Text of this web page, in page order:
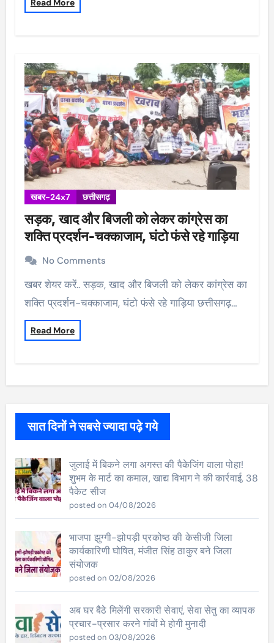
Read More
खबर-24x7 छत्तीसगढ़
सड़क, खाद और बिजली को लेकर कांग्रेस का
शक्ति प्रदर्शन-चक्काजाम, घंटो फंसे रहे गाड़िया
No Comments
खबर शेयर करें.. सड़क, खाद और बिजली को लेकर कांग्रेस का
शक्ति प्रदर्शन-चक्काजाम, घंटो फंसे रहे गाड़िया छत्तीसगढ़…
Read More
सात दिनों ने सबसे ज्यादा पढ़े गये
जुलाई में बिकने लगा अगस्त की पैकेजिंग वाला पोहा!
शुभम के मार्ट का कमाल, खाद्य विभाग ने की कार्रवाई, 38
पैकेट सीज
posted on 04/08/2026
भाजपा झुग्गी-झोपड़ी प्रकोष्ठ की केसीजी जिला
कार्यकारिणी घोषित, मंजीत सिंह ठाकुर बने जिला
संयोजक
posted on 02/08/2026
अब घर बैठे मिलेंगी सरकारी सेवाएं, सेवा सेतु का व्यापक
प्रचार-प्रसार करने गांवों मे होगी मुनादी
posted on 03/08/2026